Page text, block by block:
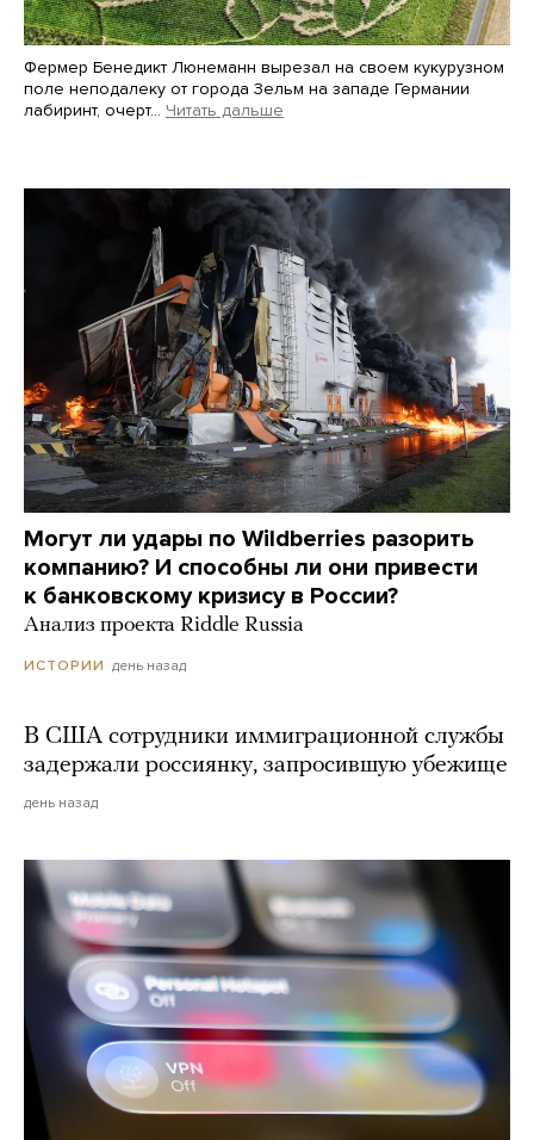
Фермер Бенедикт Люнеманн вырезал на своем кукурузном
поле неподалеку от города Зельм на западе Германии
лабиринт, очерт… Читать дальше
Могут ли удары по Wildberries разорить
компанию? И способны ли они привести
к банковскому кризису в России?
Анализ проекта Riddle Russia
ИСТОРИИ день назад
В США сотрудники иммиграционной службы
задержали россиянку, запросившую убежище
день назад